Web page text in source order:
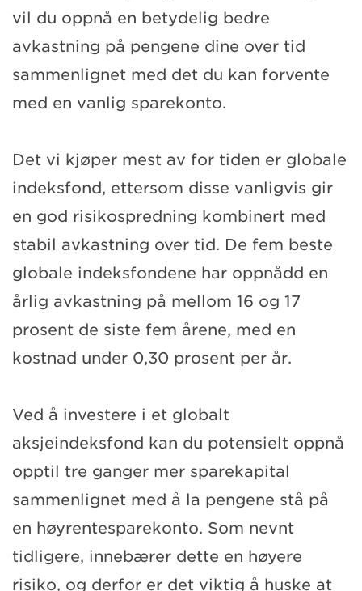
vil du oppnå en betydelig bedre
avkastning på pengene dine over tid
sammenlignet med det du kan forvente
med en vanlig sparekonto.
Det vi kjøper mest av for tiden er globale
indeksfond, ettersom disse vanligvis gir
en god risikospredning kombinert med
stabil avkastning over tid. De fem beste
globale indeksfondene har oppnådd en
årlig avkastning på mellom 16 og 17
prosent de siste fem årene, med en
kostnad under 0,30 prosent per år.
Ved å investere i et globalt
aksjeindeksfond kan du potensielt oppnå
opptil tre ganger mer sparekapital
sammenlignet med å la pengene stå på
en høyrentesparekonto. Som nevnt
tidligere, innebærer dette en høyere
risiko, og derfor er det viktig å huske at